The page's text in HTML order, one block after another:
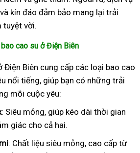
kín đáo đảm bảo mang lại trải
tuyệt vời.
cao su ở Điện Biên
Điện Biên cung cấp các loại bao cao
nổi tiếng, giúp bạn có những trải
mỗi cuộc yêu:
: Siêu mỏng, giúp kéo dài thời gian
giác cho cả hai.
: Chất liệu siêu mỏng, cao cấp từ